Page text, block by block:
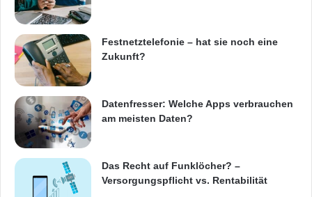
Festnetztelefonie – hat sie noch eine
Zukunft?
Datenfresser: Welche Apps verbrauchen
am meisten Daten?
Das Recht auf Funklöcher? –
Versorgungspflicht vs. Rentabilität